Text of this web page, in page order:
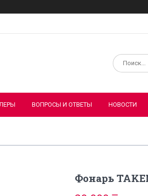
ВОПРОСЫ И ОТВЕТЫ НОВОСТИ
Фонарь